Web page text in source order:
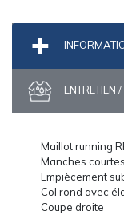
ENTRETIEN
Maillot running
Manches courtes
Empiècement
Col rond avec
Coupe droite